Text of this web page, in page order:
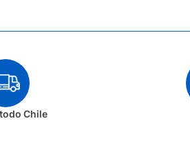
Chile